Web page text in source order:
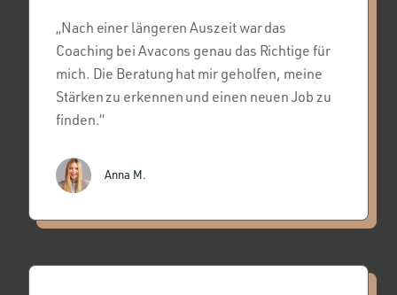
„Nach einer längeren Auszeit war das
Coaching bei Avacons genau das Richtige für
mich. Die Beratung hat mir geholfen, meine
Stärken zu erkennen und einen neuen Job zu
finden.“
Anna M.